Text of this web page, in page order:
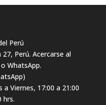
Perú
Perú. Acercarse al
WhatsApp.
Viernes, 17:00 a 21:00
hrs.